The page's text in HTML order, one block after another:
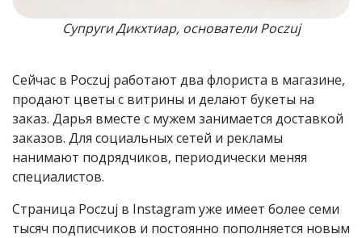
Супруги Дикхтиар, основатели Poczuj
Сейчас в Poczuj работают два флориста в магазине,
продают цветы с витрины и делают букеты на
заказ. Дарья вместе с мужем занимается доставкой
заказов. Для социальных сетей и рекламы
нанимают подрядчиков, периодически меняя
специалистов.
Страница Poczuj в Instagram уже имеет более семи
тысяч подписчиков и постоянно пополняется новым